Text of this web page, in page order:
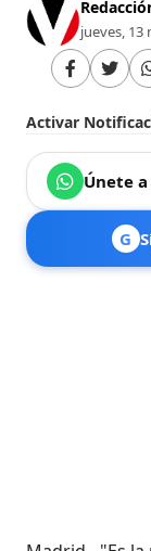
jueves, 13
Activar
Únete
G